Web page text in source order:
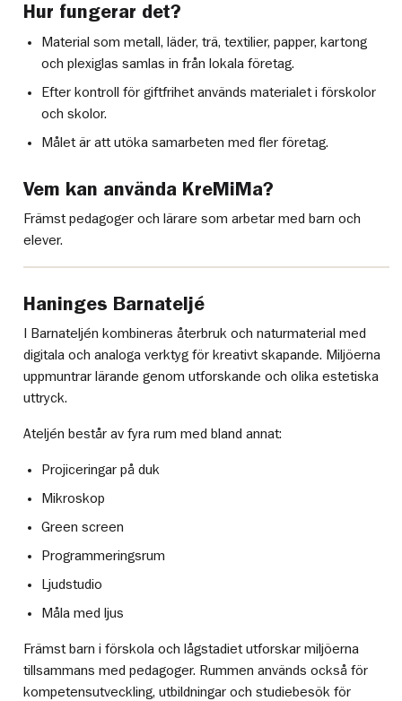
Hur fungerar det?
Material som metall, läder, trä, textilier, papper, kartong
och plexiglas samlas in från lokala företag.
Efter kontroll för giftfrihet används materialet i förskolor
och skolor.
Målet är att utöka samarbeten med fler företag.
Vem kan använda KreMiMa?
Främst pedagoger och lärare som arbetar med barn och
elever.
Haninges Barnateljé
I Barnateljén kombineras återbruk och naturmaterial med
digitala och analoga verktyg för kreativt skapande. Miljöerna
uppmuntrar lärande genom utforskande och olika estetiska
uttryck.
Ateljén består av fyra rum med bland annat:
Projiceringar på duk
Mikroskop
Green screen
Programmeringsrum
Ljudstudio
Måla med ljus
Främst barn i förskola och lågstadiet utforskar miljöerna
tillsammans med pedagoger. Rummen används också för
kompetensutveckling, utbildningar och studiebesök för